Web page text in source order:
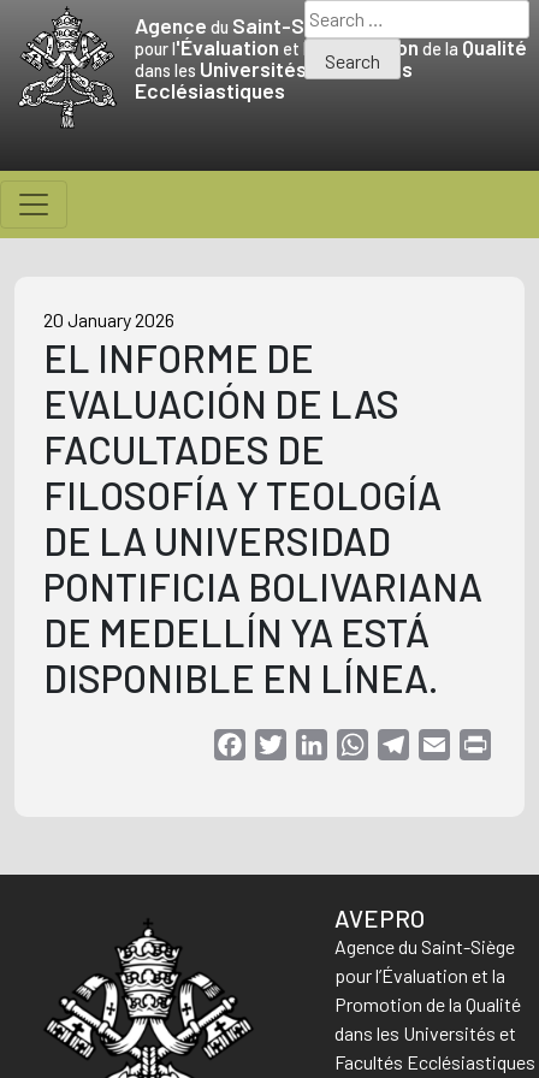
content
Agence du Saint-Siège
pour l'Évaluation et la Promotionde la Qualité
dans les Universités etFacultés
Ecclésiastiques
Search
for:
20 January 2026
EL INFORME DE
EVALUACIÓN DE LAS
FACULTADES DE
FILOSOFÍA Y TEOLOGÍA
DE LA UNIVERSIDAD
PONTIFICIA BOLIVARIANA
DE MEDELLÍN YA ESTÁ
DISPONIBLE EN LÍNEA.
FacebookTwitterLinkedInWhatsAppTelegram
Email
AVEPRO
Agence du Saint-Siège
pour l’Évaluation et la
Promotion de la Qualité
dans les Universités et
Facultés Ecclésiastiques